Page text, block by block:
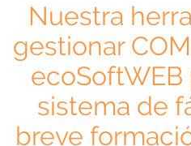
Nuestra
gestionar
sistema de
breve